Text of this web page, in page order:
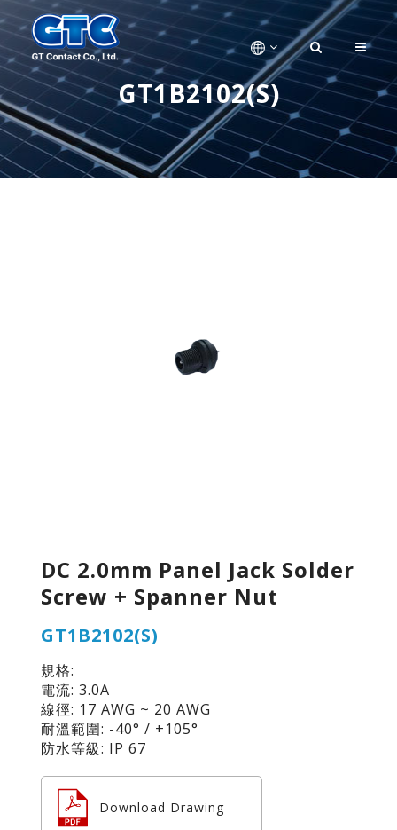
GT1B2102(S)
DC 2.0mm Panel Jack Solder
Screw + Spanner Nut
GT1B2102(S)
規格:
電流: 3.0A
線徑: 17 AWG ~ 20 AWG
耐溫範圍: -40° / +105°
防水等級: IP 67
Download Drawing